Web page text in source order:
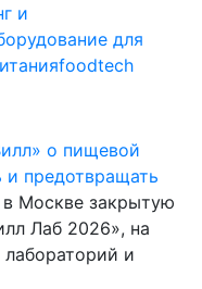
и
для
foodtech
о пищевой
и предотвращать
в Москве закрытую
Лаб 2026», на
лабораторий и